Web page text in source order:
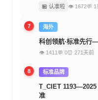
🏪 认准啦 👁 1672💬 1
7 海外
科创领航·标准先行
👁 1411 💬 0⏰ 271天前
8 标准品牌
T_CIET 1193—2025
准